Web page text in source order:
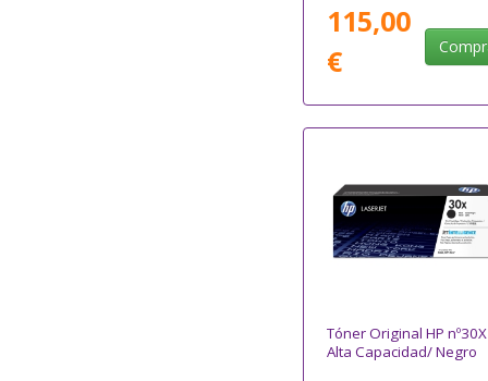
115,00
€
Tóner Original HP
Alta Capacidad/ Negro